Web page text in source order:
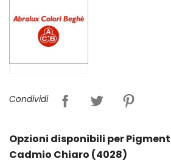
Condividi
Opzioni disponibili per
Cadmio Chiaro (4028)